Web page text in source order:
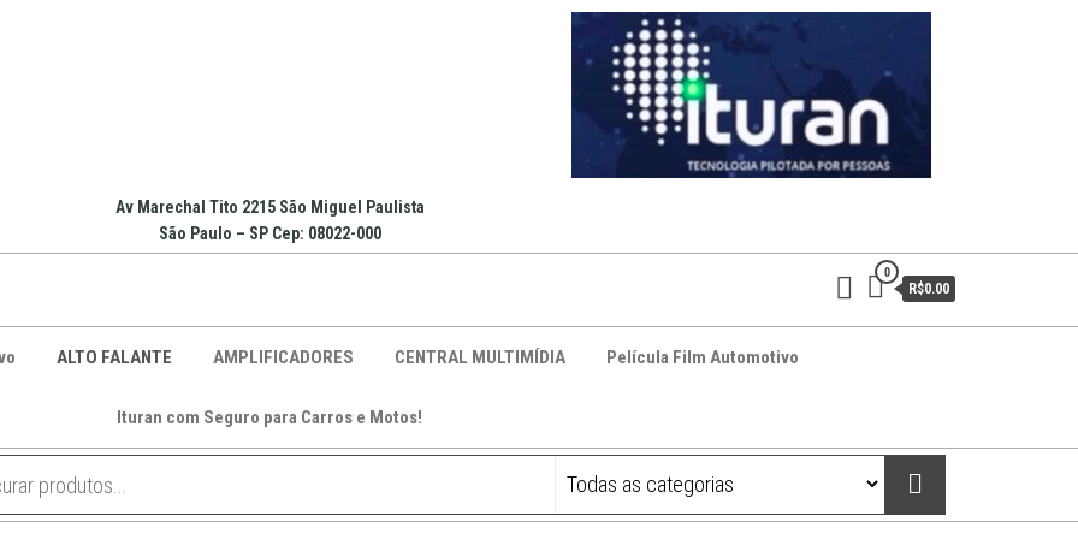
Av Marechal Tito 2215 São Miguel Paulista
São Paulo – SP Cep: 08022-000
0
R$0.00
ALTO FALANTE AMPLIFICADORES CENTRAL MULTIMÍDIA Película Film Automotivo
Ituran com Seguro para Carros e Motos!